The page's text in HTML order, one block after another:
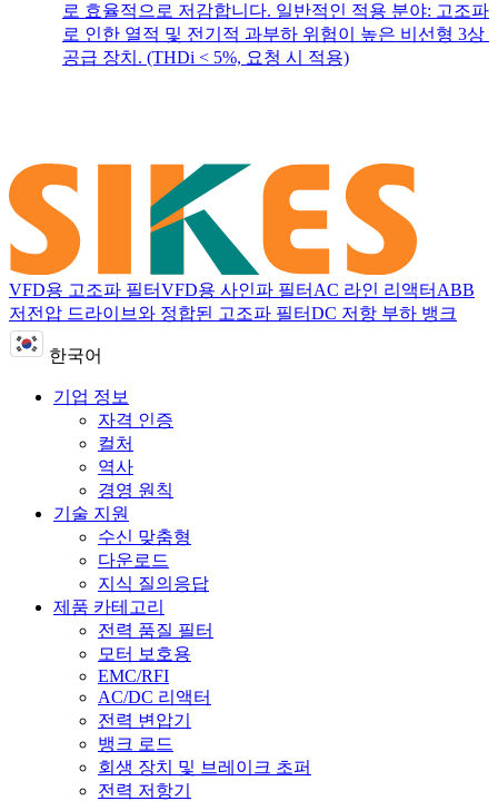
로 효율적으로 저감합니다. 일반적인 적용 분야: 고조파
로 인한 열적 및 전기적 과부하 위험이 높은 비선형 3상
공급 장치. (THDi < 5%, 요청 시 적용)
VFD용 고조파 필터VFD용 사인파 필터 AC 라인 리액터 ABB
저전압 드라이브와 정합된 고조파 필터DC 저항 부하 뱅크
한국어
기업 정보
자격 인증
컬처
역사
경영 원칙
기술 지원
수신 맞춤형
다운로드
지식 질의응답
제품 카테고리
전력 품질 필터
모터 보호용
EMC/RFI
AC/DC 리액터
전력 변압기
뱅크 로드
회생 장치 및 브레이크 초퍼
전력 저항기